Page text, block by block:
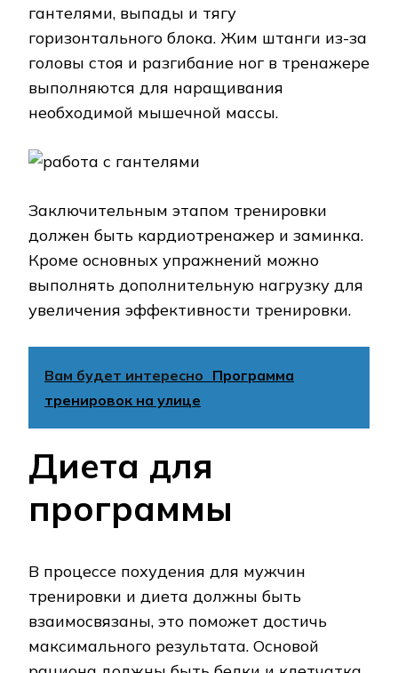
гантелями, выпады и тягу
горизонтального блока. Жим штанги из-за
головы стоя и разгибание ног в тренажере
выполняются для наращивания
необходимой мышечной массы.
Заключительным этапом тренировки
должен быть кардиотренажер и заминка.
Кроме основных упражнений можно
выполнять дополнительную нагрузку для
увеличения эффективности тренировки.
Вам будет интересно Программа
тренировок на улице
Диета для
программы
В процессе похудения для мужчин
тренировки и диета должны быть
взаимосвязаны, это поможет достичь
максимального результата. Основой